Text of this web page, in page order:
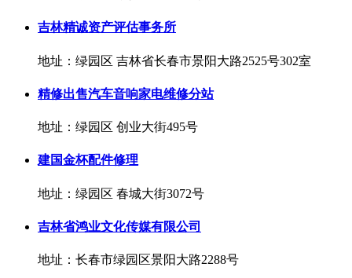
吉林精诚资产评估事务所
地址：绿园区 吉林省长春市景阳大路2525号302室
精修出售汽车音响家电维修分站
地址：绿园区 创业大街495号
建国金杯配件修理
地址：绿园区 春城大街3072号
吉林省鸿业文化传媒有限公司
地址：长春市绿园区景阳大路2288号